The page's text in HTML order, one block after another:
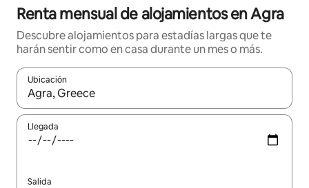
Renta mensual de alojamientos en Agra
Descubre alojamientos para estadías largas que te
harán sentir como en casa durante un mes o más.
Ubicación
Cuando los resultados estén disponibles, navega con las
Llegada
Salida